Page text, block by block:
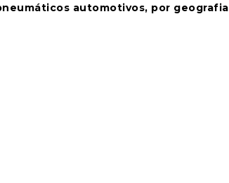
automotivos, por geografia